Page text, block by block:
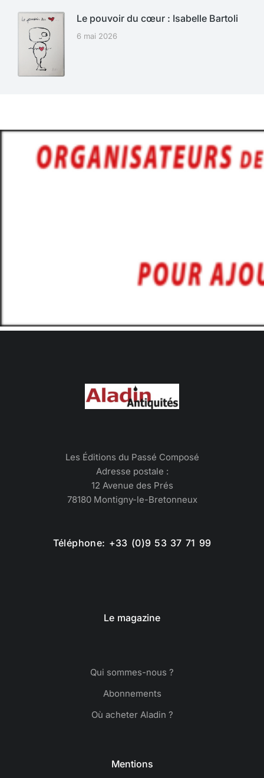
Le pouvoir du cœur : Isabelle Bartoli
6 mai 2026
Les Éditions du Passé Composé
Adresse postale :
12 Avenue des Prés
78180 Montigny-le-Bretonneux
Téléphone: +33 (0)9 53 37 71 99
Le magazine
Qui sommes-nous ?
Abonnements
Où acheter Aladin ?
Mentions